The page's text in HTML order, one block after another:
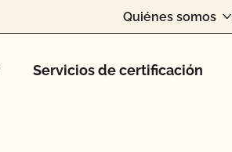
Quiénes somos
Servicios de certificación